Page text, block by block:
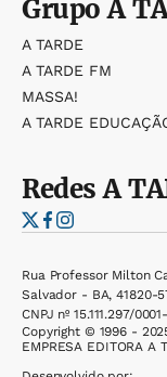
GrupoA
A TARDE
A TARDE FM
MASSA!
A TARDE
RedesA
Rua Professor Milton
Salvador - BA, 41820-
CNPJ nº 15.111.297/
Copyright © 1996 -
EMPRESA EDITORA A